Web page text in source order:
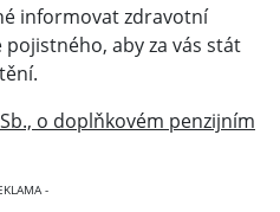
informovat zdravotní
aby za vás stát
o doplňkovém penzijním